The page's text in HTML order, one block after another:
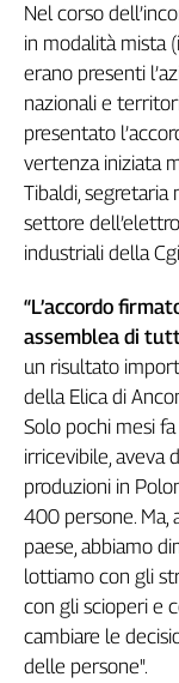
Flc
Fp
Nidil
Slc
Spi
Inca
Caaf
Speciali
G8
Genova,
il
sangue
della
ragione
120
anni
Cgil
Collettiva
Academy
Collettiva
Play
Nel corso
in modalità mista
erano presenti
nazionali e
presentato
vertenza iniziata
Tibaldi, segretaria
settore
industriali della
“L’accordo
assemblea di
un risultato
della Elica di
Solo pochi mesi
irricevibile, aveva
produzioni in
400 persone. Ma,
paese, abbiamo
lottiamo con gli
con gli scioperi e
cambiare le
delle persone".